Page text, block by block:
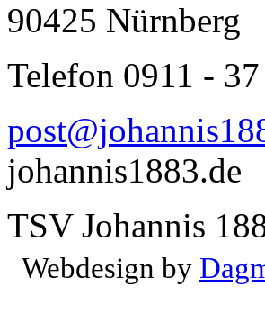
90425 Nürnberg
Telefon 0911 -
johannis1883.de
TSV Johannis
Webdesign by